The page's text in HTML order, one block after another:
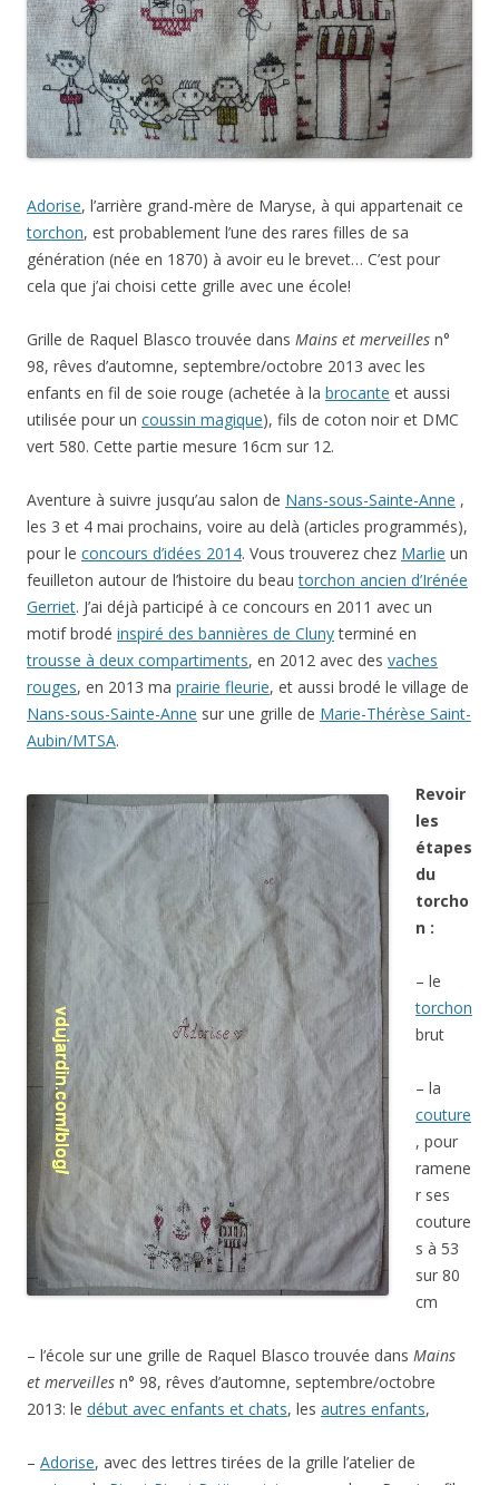
Adorise, l’arrière grand-mère de Maryse, à qui appartenait ce
torchon, est probablement l’une des rares filles de sa
génération (née en 1870) à avoir eu le brevet… C’est pour
cela que j’ai choisi cette grille avec une école!
Grille de Raquel Blasco trouvée dans Mains et merveilles n°
98, rêves d’automne, septembre/octobre 2013 avec les
enfants en fil de soie rouge (achetée à la brocante et aussi
utilisée pour un coussin magique), fils de coton noir et DMC
vert 580. Cette partie mesure 16cm sur 12.
Aventure à suivre jusqu’au salon de Nans-sous-Sainte-Anne ,
les 3 et 4 mai prochains, voire au delà (articles programmés),
pour le concours d’idées 2014. Vous trouverez chez Marlie un
feuilleton autour de l’histoire du beautorchon ancien d’Irénée
Gerriet. J’ai déjà participé à ce concours en 2011 avec un
motif brodé inspiré des bannières de Clunyterminé en
trousse à deux compartiments, en 2012 avec des vaches
rouges, en 2013 ma prairie fleurie, et aussi brodé le village de
Nans-sous-Sainte-Anne sur une grille de Marie-Thérèse Saint-
Aubin/MTSA.
Revoir
les
étapes
du
torcho
n :
– le
torchon
brut
– la
couture
, pour
ramene
r ses
couture
s à 53
sur 80
cm
– l’école sur une grille de Raquel Blasco trouvée dans Mains
et merveilles n° 98, rêves d’automne, septembre/octobre
2013: le début avec enfants et chats, les autres enfants,
– Adorise, avec des lettres tirées de la grille l’atelier de